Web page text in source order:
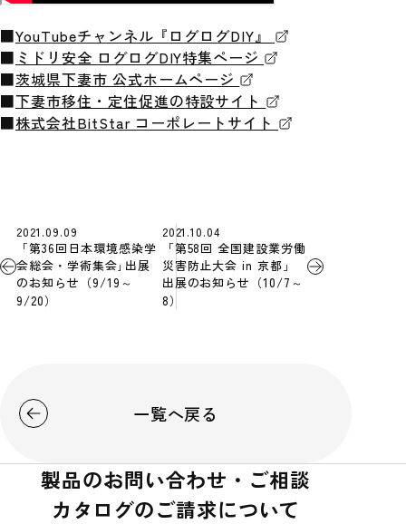
■YouTubeチャンネル『ログログDIY』
■ ミドリ安全 ログログDIY特集ページ
■茨城県下妻市 公式ホームページ
■下妻市移住・定住促進の特設サイト
■株式会社BitStar コーポレートサイト
2021.09.09
「第36回日本環境感染学
会総会・学術集会｣出展
のお知らせ（9/19～
9/20）
2021.10.04
「第58回 全国建設業労働
災害防止大会 in 京都」
出展のお知らせ（10/7～
8）
一覧へ戻る
製品のお問い合わせ・ご相談
カタログのご請求について